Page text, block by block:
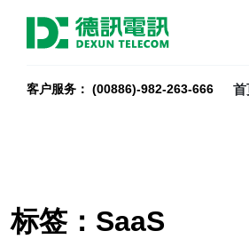
客户服务： (00886)-982-263-666 首
标签：SaaS